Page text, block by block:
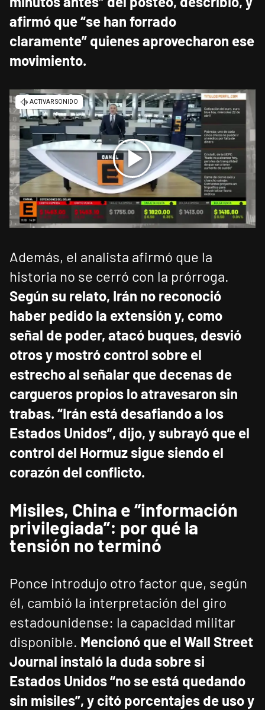
afirmó que “se han forrado
claramente” quienes aprovecharon ese
movimiento.
Además, el analista afirmó que la
historia no se cerró con la prórroga.
Según su relato, Irán no reconoció
haber pedido la extensión y, como
señal de poder, atacó buques, desvió
otros y mostró control sobre el
estrecho al señalar que decenas de
cargueros propios lo atravesaron sin
trabas. “Irán está desafiando a los
Estados Unidos”, dijo, y subrayó que el
control del Hormuz sigue siendo el
corazón del conflicto.
Misiles, China e “información
privilegiada”: por qué la
tensión no terminó
Ponce introdujo otro factor que, según
él, cambió la interpretación del giro
estadounidense: la capacidad militar
disponible. Mencionó que el Wall Street
Journal instaló la duda sobre si
Estados Unidos “no se está quedando
sin misiles”, y citó porcentajes de uso y